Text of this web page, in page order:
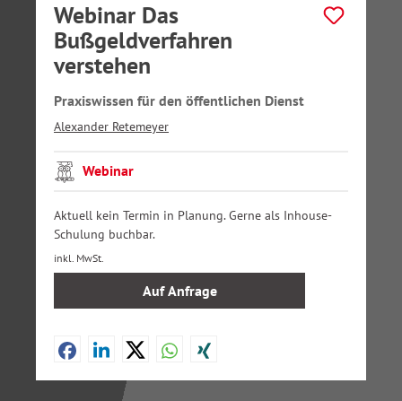
Webinar Das
Bußgeldverfahren
verstehen
Praxiswissen für den öffentlichen Dienst
Alexander Retemeyer
Webinar
Aktuell kein Termin in Planung. Gerne als Inhouse-
Schulung buchbar.
inkl. MwSt.
Auf Anfrage